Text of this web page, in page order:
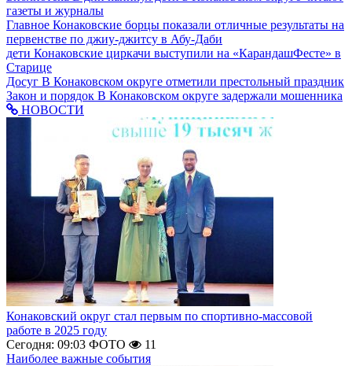
газеты и журналы
Главное Конаковские борцы показали отличные результаты на
первенстве по джиу-джитсу в Абу-Даби
дети Конаковские циркачи выступили на «КарандашФесте» в
Старице
Досуг В Конаковском округе отметили престольный праздник
Закон и порядок В Конаковском округе задержали мошенника
НОВОСТИ
Конаковский округ стал первым по спортивно-массовой
работе в 2025 году
Сегодня: 09:03 ФОТО
11
Наиболее важные события